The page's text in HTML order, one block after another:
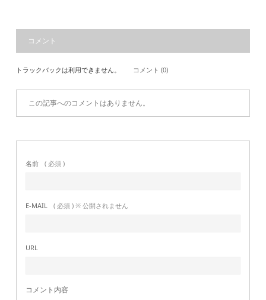
コメント
トラックバックは利用できません。 コメント (0)
この記事へのコメントはありません。
名前 ( 必須 )
E-MAIL ( 必須 ) ※ 公開されません
URL
コメント内容